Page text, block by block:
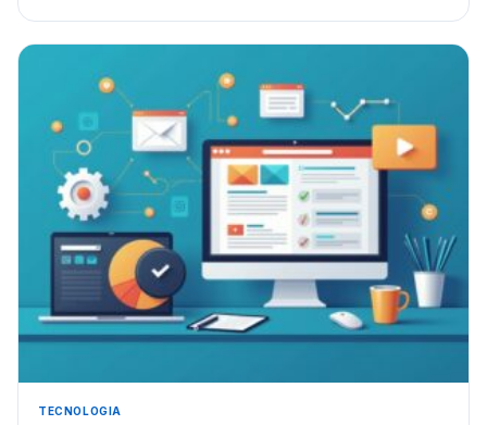
TECNOLOGIA